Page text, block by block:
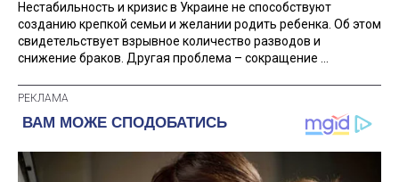
Нестабильность и кризис в Украине не способствуют
созданию крепкой семьи и желании родить ребенка. Об этом
свидетельствует взрывное количество разводов и
снижение браков. Другая проблема – сокращение ...